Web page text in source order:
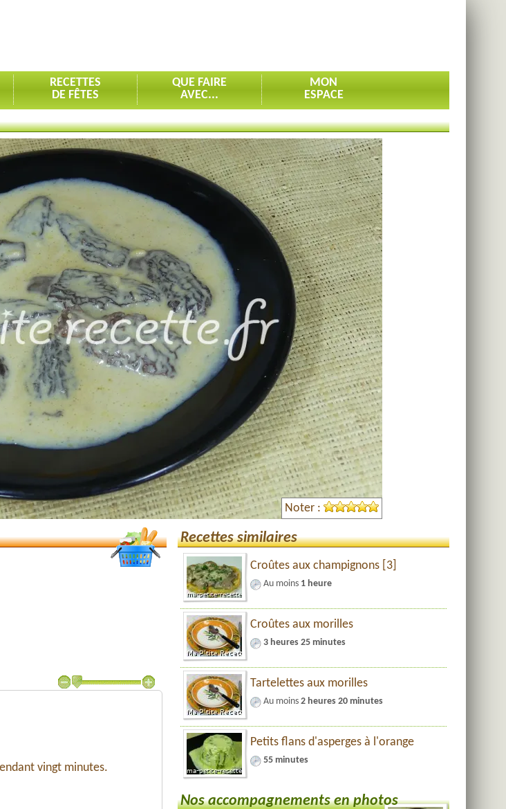
RECETTES
DE FÊTES
QUE FAIRE
AVEC...
MON
ESPACE
Noter :
vingt minutes.
Recettes similaires
Croûtes aux champignons [3]
Au moins 1 heure
Croûtes aux morilles
3 heures 25 minutes
Tartelettes aux morilles
Au moins 2 heures 20 minutes
Petits flans d'asperges à l'orange
55 minutes
Nos accompagnements en photos